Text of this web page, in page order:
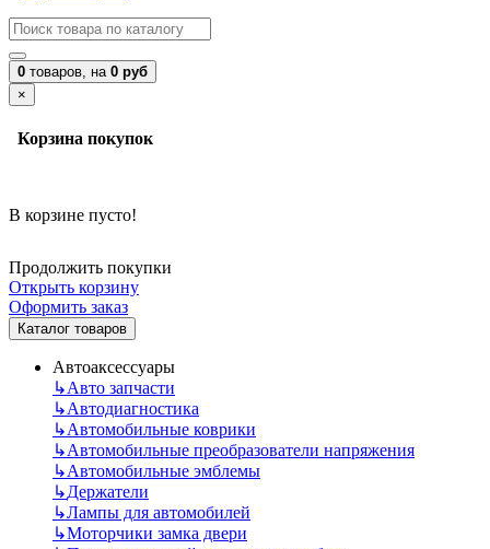
0 товаров, на 0 руб
×
Корзина покупок
В корзине пусто!
Продолжить покупки
Открыть корзину
Оформить заказ
Каталог товаров
Автоаксессуары
↳Авто запчасти
↳Автодиагностика
↳Автомобильные коврики
↳Автомобильные преобразователи напряжения
↳Автомобильные эмблемы
↳Держатели
↳Лампы для автомобилей
↳Моторчики замка двери